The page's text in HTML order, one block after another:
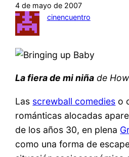
4 de mayo de 2007
cinencuentro
La fiera de mi niña de
Las screwball comedies o
románticas alocadas
de los años 30, en plena
como una forma de